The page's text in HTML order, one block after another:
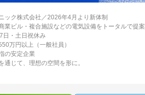
ック株式会社／2026年4月より新体制
業ビル・複合施設などの電気設備をトータルで提案
・土日祝休み
万円以上（一般社員）
の安定企業
通じて、理想の空間を形に。